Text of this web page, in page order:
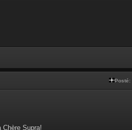
Posté:
Chère Supra!